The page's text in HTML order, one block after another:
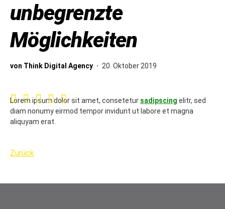
unbegrenzte
Möglichkeiten
von Think Digital Agency · 20. Oktober 2019
Lorem ipsum dolor sit amet, consetetur sadipscing elitr, sed
diam nonumy eirmod tempor invidunt ut labore et magna
aliquyam erat.
Zurück